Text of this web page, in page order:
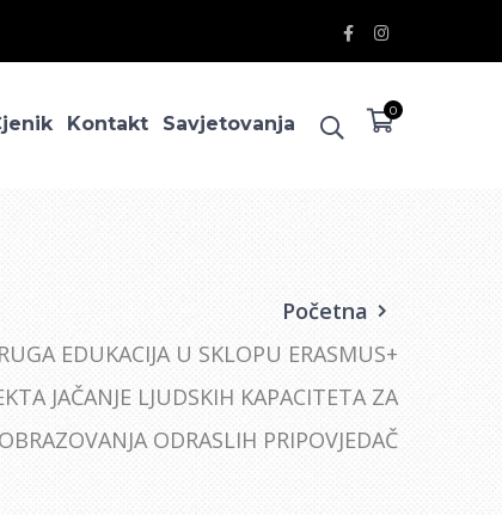
Facebook
Profile
Instagram
Profile
0
Kontakt Savjetovanja
Početna
EDUKACIJA U SKLOPU ERASMUS+
JAČANJE LJUDSKIH KAPACITETA ZA
ODRASLIH PRIPOVJEDAČ